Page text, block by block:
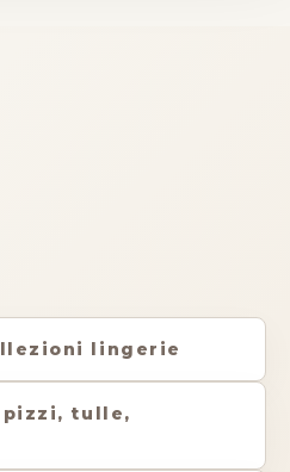
lingerie
tulle,